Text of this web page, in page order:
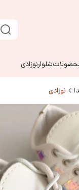
شلوارنوزادی
نوزادی